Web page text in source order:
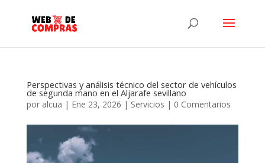
Perspectivas y análisis técnico del sector de vehículos
de segunda mano en el Aljarafe sevillano
por alcua | Ene 23, 2026 | Servicios | 0 Comentarios